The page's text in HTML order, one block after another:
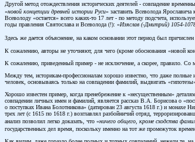
Другой метод отождествления исторических деятелей - совпадение
«новой концепции древней истории Руси» заставить Всеволода
Всеволоду «остается» всего каких-то 17 лет - по методу подсчета,
годы правления Святослава и Всеволода (!): «Изяслав (-Дмитрий) 1054-
Здесь же дается объяснение, на каком основании этот период был
К сожалению, авторы не уточняют, для чего (кроме обоснования «новой
К сожалению, приведенный пример - не исключение, а скорее, правило. Со
Между тем, историкам-профессионалам хорошо известно, что даже полные
человек, основываясь только на совпадении фамилий, выдвигать
Хорошо известен пример, когда пренебрежение к «несущественным»
совпадении личных имен и фамилий, является рассказ В.А. Борисова о
о поступках Ивана Болотникова» (датирован 23 августа 1618 г.) и монахе
трех лет (с 1615 по 1618 г.) возглавлял разбойничий отряд,
анализ позволил легко доказать, что «ничего общего, кроме сходства
государственных дел время, поскольку именно на тот же промежуток